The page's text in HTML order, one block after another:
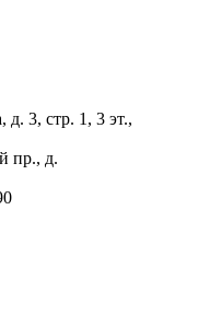
3, стр. 1, 3 эт.,
пр., д.